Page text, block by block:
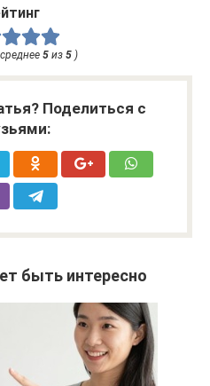
5из 5)
Поделиться с
быть интересно